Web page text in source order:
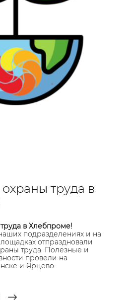
труда в
в Хлебпроме!
подразделениях и на
отпраздновали
труда. Полезные и
провели на
и Ярцево.